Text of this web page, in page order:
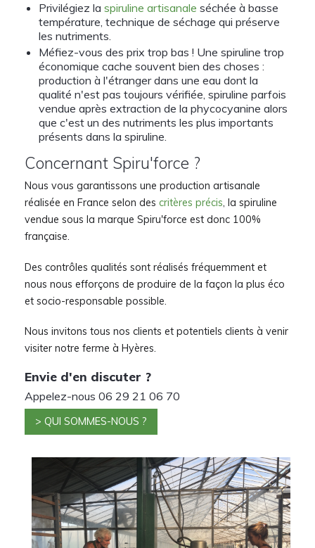
Privilégiez la spiruline artisanale séchée à basse
température, technique de séchage qui préserve
les nutriments.
Méfiez-vous des prix trop bas ! Une spiruline trop
économique cache souvent bien des choses :
production à l'étranger dans une eau dont la
qualité n'est pas toujours vérifiée, spiruline parfois
vendue après extraction de la phycocyanine alors
que c'est un des nutriments les plus importants
présents dans la spiruline.
Concernant Spiru'force ?
Nous vous garantissons une production artisanale
réalisée en France selon des critères précis, la spiruline
vendue sous la marque Spiru'force est donc 100%
française.
Des contrôles qualités sont réalisés fréquemment et
nous nous efforçons de produire de la façon la plus éco
et socio-responsable possible.
Nous invitons tous nos clients et potentiels clients à venir
visiter notre ferme à Hyères.
Envie d'en discuter ?
Appelez-nous 06 29 21 06 70
> QUI SOMMES-NOUS ?